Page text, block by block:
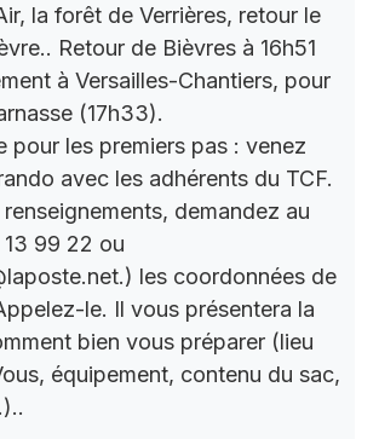
la forêt de Verrières, retour le
Retour de Bièvres à 16h51
à Versailles-Chantiers, pour
(17h33).
pour les premiers pas : venez
avec les adhérents du TCF.
demandez au
99 22 ou
les coordonnées de
le. Il vous présentera la
bien vous préparer (lieu
équipement, contenu du sac,